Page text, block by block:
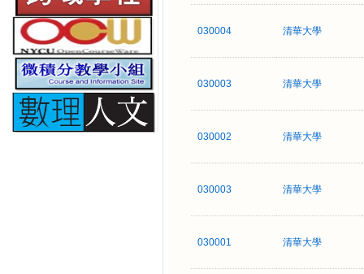
030004 清華大學
030003 清華大學
030002 清華大學
030003 清華大學
030001 清華大學